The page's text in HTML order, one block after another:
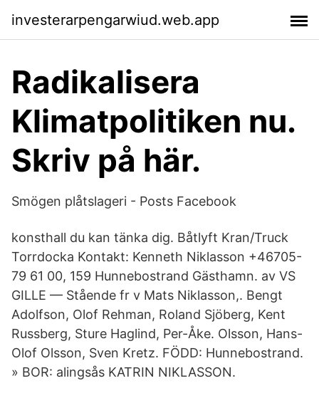
investerarpengarwiud.web.app
Radikalisera
Klimatpolitiken nu.
Skriv på här.
Smögen plåtslageri - Posts Facebook
konsthall du kan tänka dig. Båtlyft Kran/Truck
Torrdocka Kontakt: Kenneth Niklasson +46705-
79 61 00, 159 Hunnebostrand Gästhamn. av VS
GILLE — Stående fr v Mats Niklasson,. Bengt
Adolfson, Olof Rehman, Roland Sjöberg, Kent
Russberg, Sture Haglind, Per-Åke. Olsson, Hans-
Olof Olsson, Sven Kretz. FÖDD: Hunnebostrand.
» BOR: alingsås KATRIN NIKLASSON.